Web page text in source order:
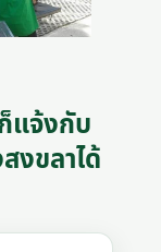
แจ้งกับ
งขลาได้